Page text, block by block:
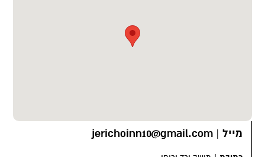
מייל |
jerichoinn10@gmail.com